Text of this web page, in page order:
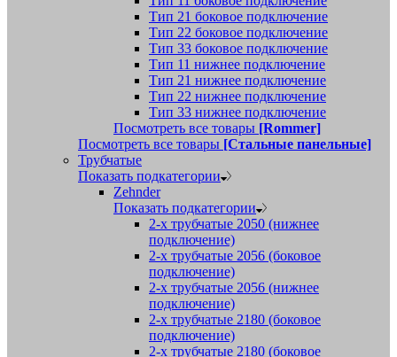
Тип 21 боковое подключение
Тип 22 боковое подключение
Тип 33 боковое подключение
Тип 11 нижнее подключение
Тип 21 нижнее подключение
Тип 22 нижнее подключение
Тип 33 нижнее подключение
Посмотреть все товары [Rommer]
Посмотреть все товары [Стальные панельные]
Трубчатые
Показать подкатегории
Zehnder
Показать подкатегории
2-х трубчатые 2050 (нижнее
подключение)
2-х трубчатые 2056 (боковое
подключение)
2-х трубчатые 2056 (нижнее
подключение)
2-х трубчатые 2180 (боковое
подключение)
2-х трубчатые 2180 (боковое